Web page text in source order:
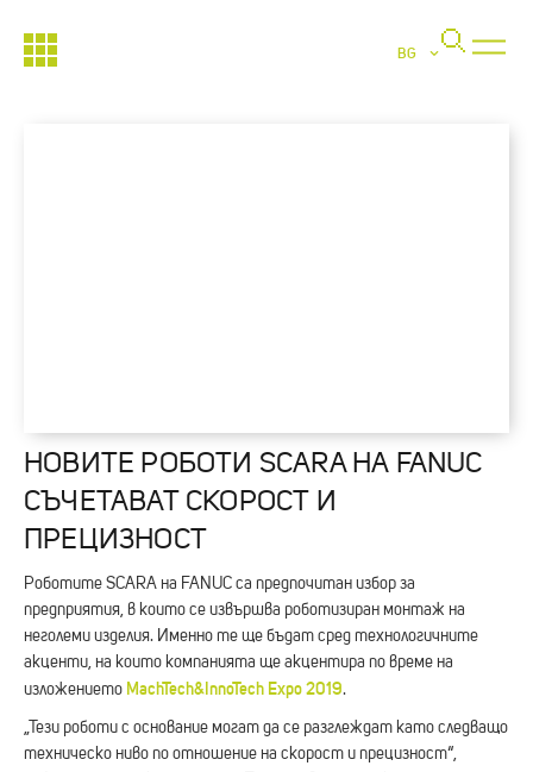
BG
НОВИТЕ РОБОТИ SCARA НА FANUC
СЪЧЕТАВАТ СКОРОСТ И
ПРЕЦИЗНОСТ
Роботите SCARA на FANUC са предпочитан избор за
предприятия, в които се извършва роботизиран монтаж на
неголеми изделия. Именно те ще бъдат сред технологичните
акценти, на които компанията ще акцентира по време на
изложението MachTech&InnoTech Expo 2019.
„Тези роботи с основание могат да се разглеждат като следващо
техническо ниво по отношение на скорост и прецизност“,